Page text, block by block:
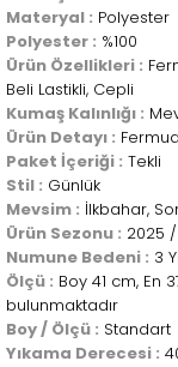
Materyal : Polyester
Polyester : %100
Ürün Özellikleri :
Beli Lastikli, Cepli
Kumaş Kalınlığı :
Ürün Detayı :
Paket İçeriği : Tekli
Stil : Günlük
Mevsim : İlkbahar,
Ürün Sezonu : 2025
Numune Bedeni : 3
Ölçü : Boy 41 cm, En
bulunmaktadır
Boy / Ölçü : Standart
Yıkama Derecesi :